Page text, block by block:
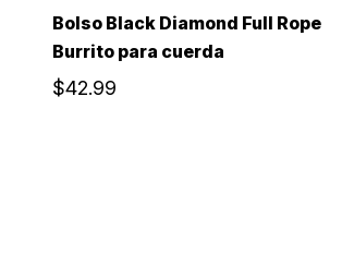
Bolso Black Diamond Full Rope
Burrito para cuerda
$42.99